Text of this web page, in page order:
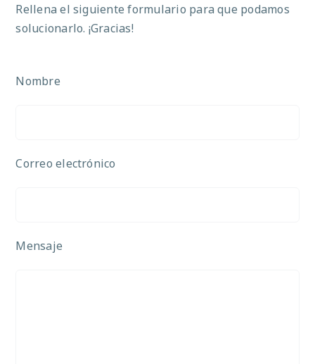
Rellena el siguiente formulario para que podamos
solucionarlo. ¡Gracias!
Nombre
Correo electrónico
Mensaje